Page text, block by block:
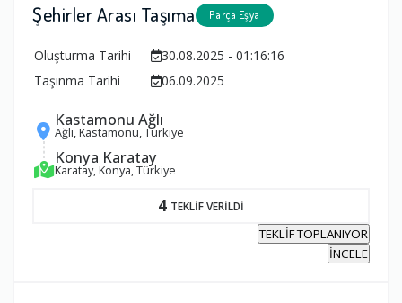
Şehirler Arası Taşıma Parça Eşya
Oluşturma Tarihi
30.08.2025 - 01:16:16
Taşınma Tarihi
06.09.2025
Kastamonu Ağlı
Ağlı, Kastamonu, Türkiye
Konya Karatay
Karatay, Konya, Türkiye
4 TEKLİF VERİLDİ
TEKLİF TOPLANIYOR
İNCELE